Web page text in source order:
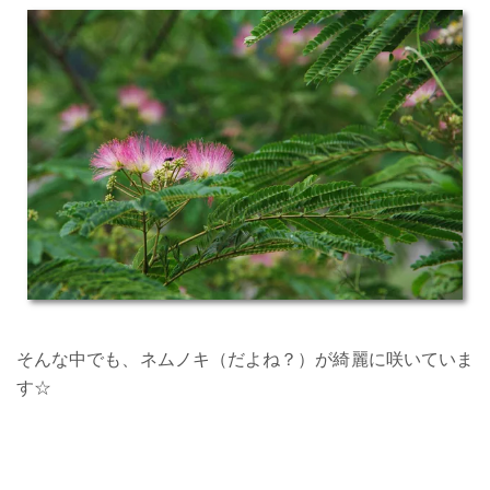
そんな中でも、ネムノキ（だよね？）が綺麗に咲いていま
す☆